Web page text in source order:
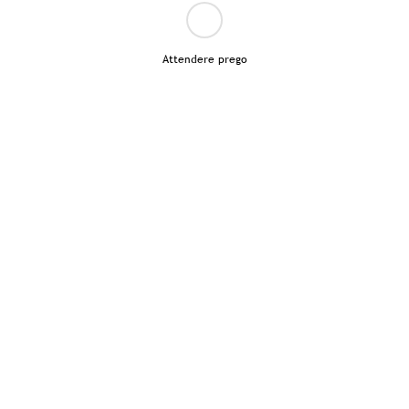
Attendere prego